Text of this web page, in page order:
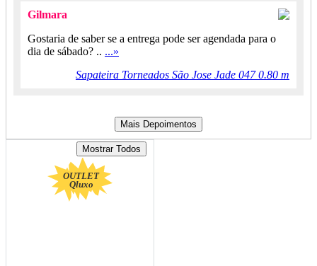
Gilmara
Gostaria de saber se a entrega pode ser agendada para o
dia de sábado? .. ...»
Sapateira Torneados São Jose Jade 047 0.80 m
OUTLET
Qluxo